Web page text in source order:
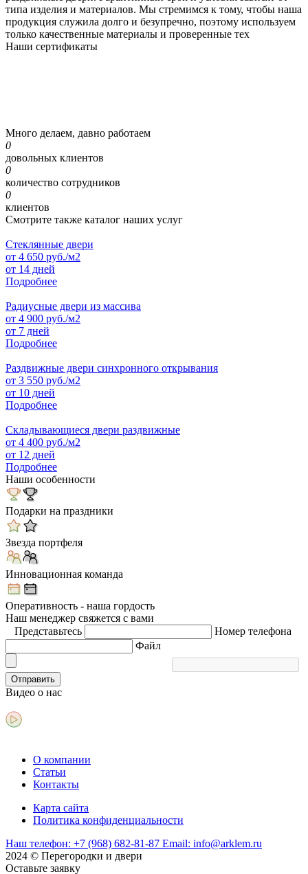
типа изделия и материалов. Мы стремимся к тому, чтобы наша
продукция служила долго и безупречно, поэтому используем
только качественные материалы и проверенные тех
Наши сертификаты
Много делаем, давно работаем
0
довольных клиентов
0
количество сотрудников
0
клиентов
Смотрите также каталог наших услуг
Стеклянные двери
от 4 650 руб./м2
от 14 дней
Подробнее
Радиусные двери из массива
от 4 900 руб./м2
от 7 дней
Подробнее
Раздвижные двери синхронного открывания
от 3 550 руб./м2
от 10 дней
Подробнее
Складывающиеся двери раздвижные
от 4 400 руб./м2
от 12 дней
Подробнее
Наши особенности
Подарки на праздники
Звезда портфеля
Инновационная команда
Оперативность - наша гордость
Наш менеджер свяжется с вами
Представьтесь
Номер телефона
Файл
Отправить
Видео о нас
О компании
Статьи
Контакты
Карта сайта
Политика конфиденциальности
Наш телефон: +7 (968) 682-81-87 Email: info@arklem.ru
2024 © Перегородки и двери
Оставьте заявку